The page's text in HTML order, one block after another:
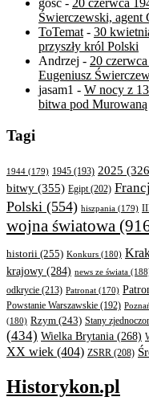
gość - 20 czerwca
Świerczewski, agent
ToTemat - 30
przyszły król Polski
Andrzej - 20
Eugeniusz
jasam1 - W nocy z
bitwa pod Murowaną
Tagi
1944 (179) 1945 (193) 2025
bitwy (355) Egipt(202)
Polski (554) hiszpania (179)
wojna światowa
historii (255) Konkurs (180)
krajowy (284) news ze świata
odkrycie (213) Patronat (170)
Powstanie Warszawskie (192)
(180) Rzym (243) Stany
(434) Wielka Brytania (268)
XX wiek (404) ZSRR (208)
Historykon.pl